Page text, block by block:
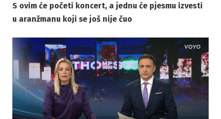
S ovim će početi koncert, a jednu će pjesmu izvesti
u aranžmanu koji se još nije čuo